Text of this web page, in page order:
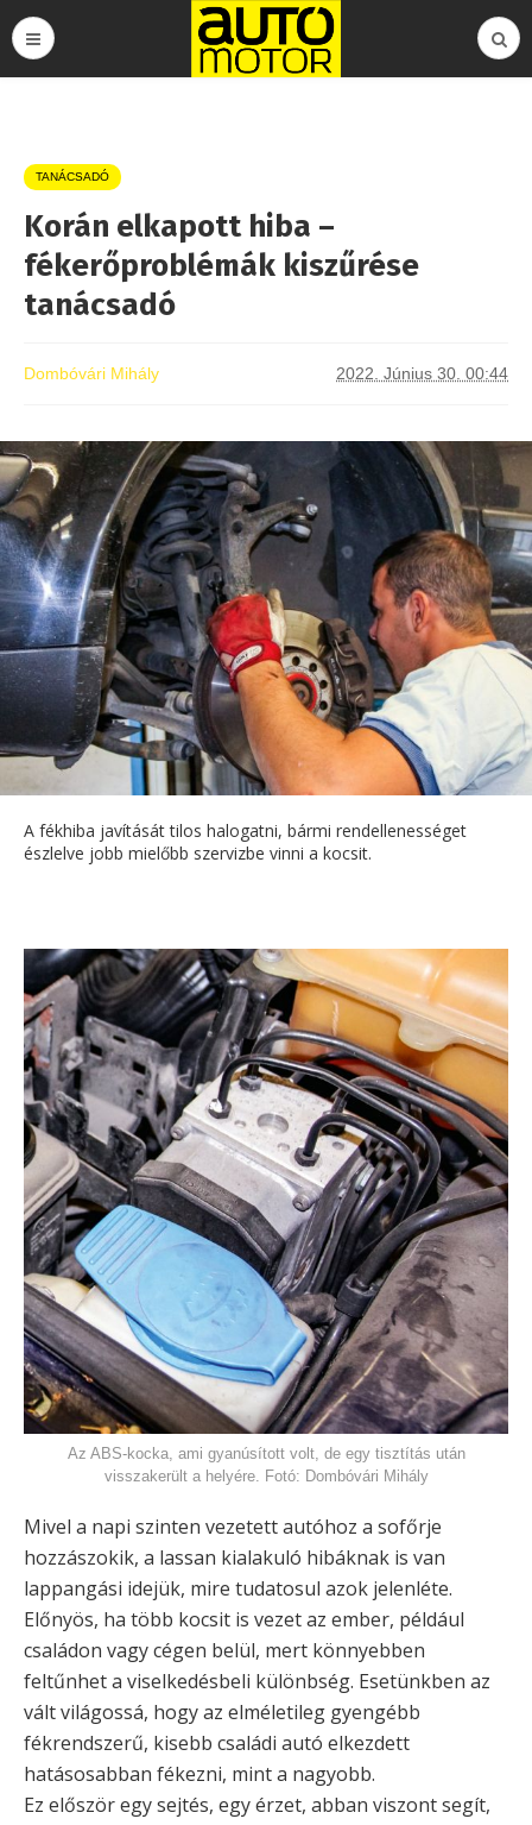
TANÁCSADÓ
Korán elkapott hiba –
fékerőproblémák kiszűrése
tanácsadó
Dombóvári Mihály 2022. Június 30. 00:44
A fékhiba javítását tilos halogatni, bármi rendellenességet
észlelve jobb mielőbb szervizbe vinni a kocsit.
Az ABS-kocka, ami gyanúsított volt, de egy tisztítás után
visszakerült a helyére. Fotó: Dombóvári Mihály
Mivel a napi szinten vezetett autóhoz a sofőrje
hozzászokik, a lassan kialakuló hibáknak is van
lappangási idejük, mire tudatosul azok jelenléte.
Előnyös, ha több kocsit is vezet az ember, például
családon vagy cégen belül, mert könnyebben
feltűnhet a viselkedésbeli különbség. Esetünkben az
vált világossá, hogy az elméletileg gyengébb
fékrendszerű, kisebb családi autó elkezdett
hatásosabban fékezni, mint a nagyobb.
Ez először egy sejtés, egy érzet, abban viszont segít,